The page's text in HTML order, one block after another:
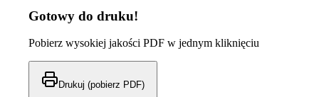
Gotowy do druku!
Pobierz wysokiej jakości PDF w jednym kliknięciu
Drukuj (pobierz PDF)